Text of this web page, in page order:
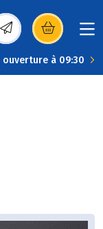
dans une
ouverture à 09:30